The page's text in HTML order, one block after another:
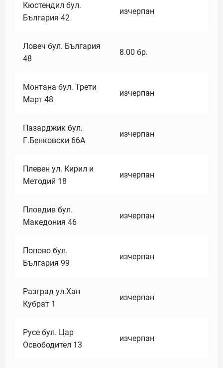
Кюстендил бул.
България 42
изчерпан
Ловеч бул. България
48
8.00 бр.
Монтана бул. Трети
Март 48
изчерпан
Пазарджик бул.
Г.Бенковски 66А
изчерпан
Плевен ул. Кирил и
Методий 18
изчерпан
Пловдив бул.
Македония 46
изчерпан
Попово бул.
България 99
изчерпан
Разград ул.Хан
Кубрат 1
изчерпан
Русе бул. Цар
Освободител 13
изчерпан